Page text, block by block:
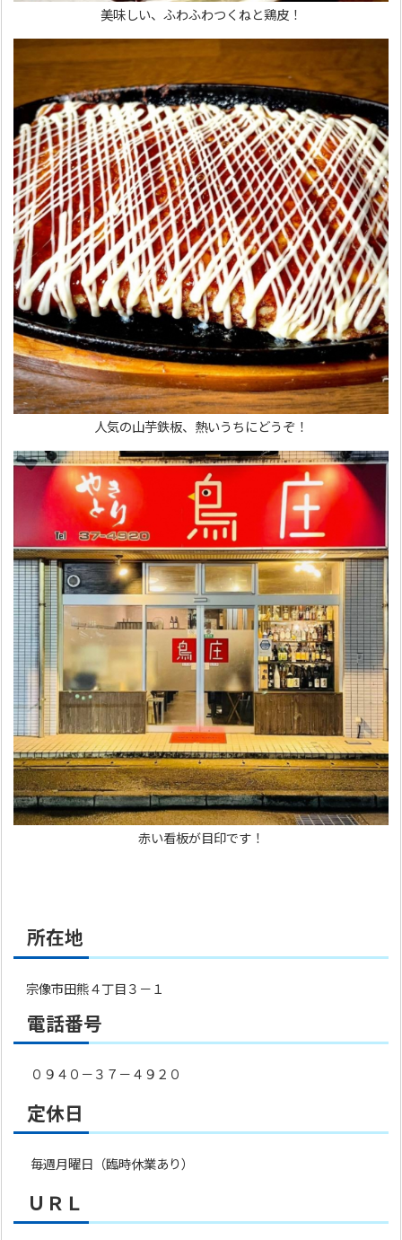
美味しい、ふわふわつくねと鶏皮！
人気の山芋鉄板、熱いうちにどうぞ！
赤い看板が目印です！
所在地
宗像市田熊４丁目３－１
電話番号
０９４０－３７－４９２０
定休日
毎週月曜日（臨時休業あり）
ＵＲＬ